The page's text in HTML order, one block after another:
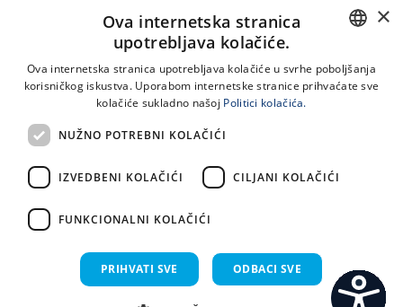
Spinčićeva 1, 21000 Split
LINKOVI
Uvjeti korištenja
CROATIAN
×
Ova internetska stranica
upotrebljava kolačiće.
Ova internetska stranica upotrebljava kolačiće u svrhe poboljšanja
korisničkog iskustva. Uporabom internetske stranice prihvaćate sve
kolačiće sukladno našoj Politici kolačića.
NUŽNO POTREBNI KOLAČIĆI
IZVEDBENI KOLAČIĆI CILJANI KOLAČIĆI
FUNKCIONALNI KOLAČIĆI
PRIHVATI SVE ODBACI SVE